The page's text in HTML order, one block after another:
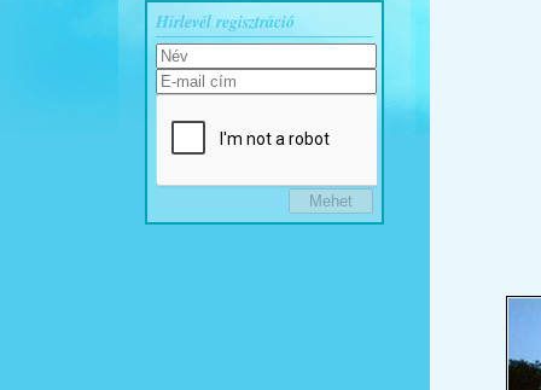
Hírlevél regisztráció